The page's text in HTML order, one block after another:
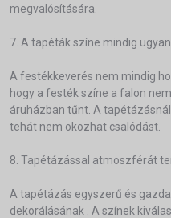
megvalósítására.
7. A tapéták színe mindig
A festékkeverés nem mindig
hogy a festék színe a falon
áruházban tűnt. A
tehát nem okozhat csalódást.
8. Tapétázással atmoszférát
A tapétázás egyszerű és
dekorálásának . A színek